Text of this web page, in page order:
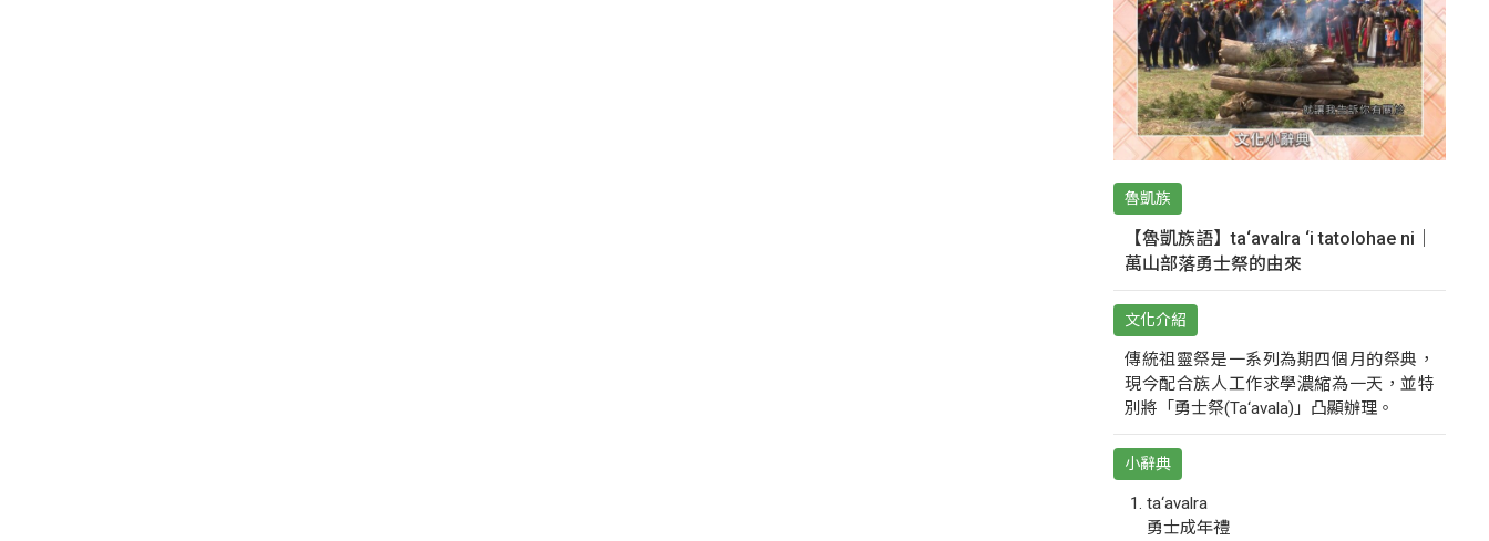
魯凱族
【魯凱族語】ta‘avalra ‘i tatolohae ni｜
萬山部落勇士祭的由來
文化介紹
傳統祖靈祭是一系列為期四個月的祭典，
現今配合族人工作求學濃縮為一天，並特
別將「勇士祭(Ta‘avala)」凸顯辦理。
小辭典
ta‘avalra
勇士成年禮